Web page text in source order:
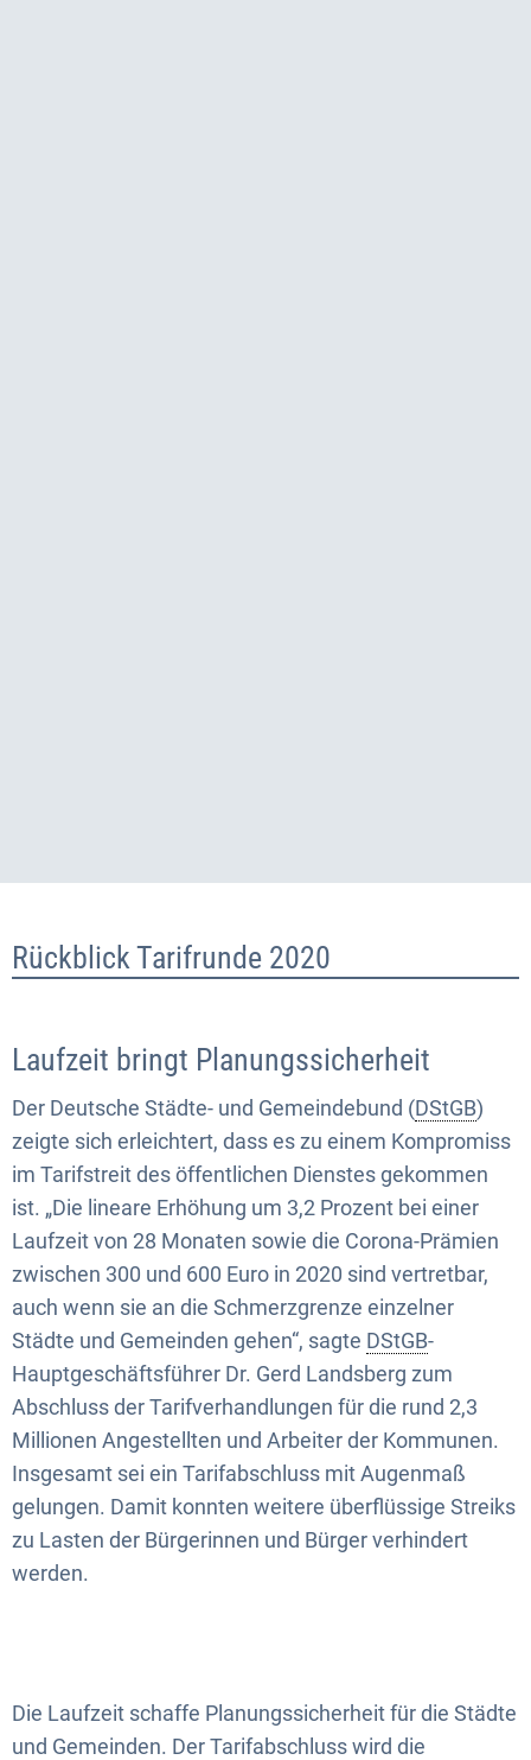
Rückblick Tarifrunde 2020
Laufzeit bringt Planungssicherheit
Der Deutsche Städte- und Gemeindebund (DStGB)
zeigte sich erleichtert, dass es zu einem Kompromiss
im Tarifstreit des öffentlichen Dienstes gekommen
ist. „Die lineare Erhöhung um 3,2 Prozent bei einer
Laufzeit von 28 Monaten sowie die Corona-Prämien
zwischen 300 und 600 Euro in 2020 sind vertretbar,
auch wenn sie an die Schmerzgrenze einzelner
Städte und Gemeinden gehen“, sagte DStGB-
Hauptgeschäftsführer Dr. Gerd Landsberg zum
Abschluss der Tarifverhandlungen für die rund 2,3
Millionen Angestellten und Arbeiter der Kommunen.
Insgesamt sei ein Tarifabschluss mit Augenmaß
gelungen. Damit konnten weitere überflüssige Streiks
zu Lasten der Bürgerinnen und Bürger verhindert
werden.
Die Laufzeit schaffe Planungssicherheit für die Städte
und Gemeinden. Der Tarifabschluss wird die